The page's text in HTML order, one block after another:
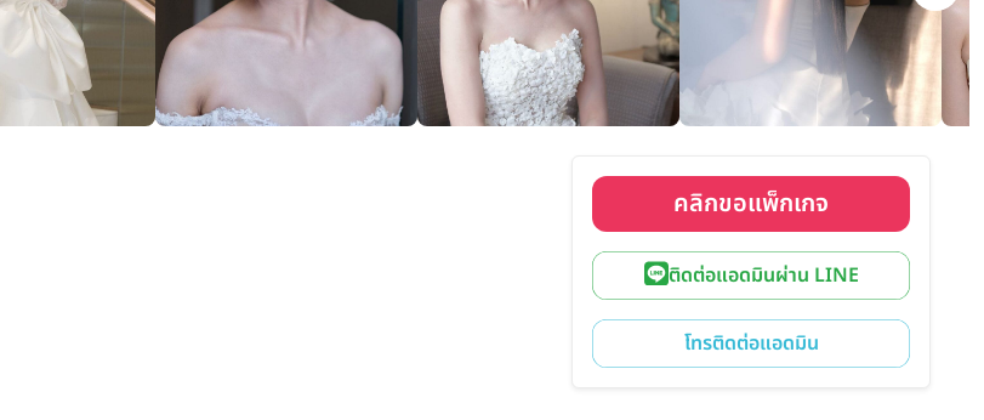
คลิกขอแพ็กเกจ
ติดต่อแอดมินผ่าน LINE
โทรติดต่อแอดมิน